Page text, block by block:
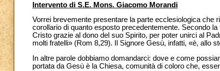
Intervento di S.E. Mons. Giacomo Morandi
Vorrei brevemente presentare la parte ecclesiologica che
corollario di quanto esposto precedentemente. Secondo
Cristo grazie al dono del suo Spirito, per poter unirci al
molti fratelli» (Rom 8,29). Il Signore Gesù, infatti, «è, allo
In altre parole dobbiamo domandarci: dove e come
portata da Gesù è la Chiesa, comunità di coloro che,